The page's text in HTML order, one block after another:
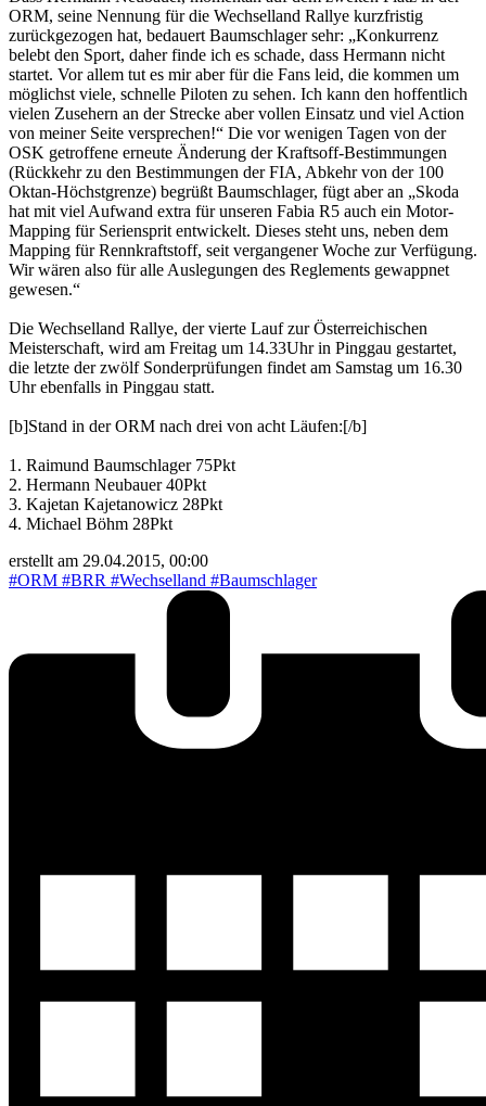
ORM, seine Nennung für die Wechselland Rallye kurzfristig
zurückgezogen hat, bedauert Baumschlager sehr: „Konkurrenz
belebt den Sport, daher finde ich es schade, dass Hermann nicht
startet. Vor allem tut es mir aber für die Fans leid, die kommen um
möglichst viele, schnelle Piloten zu sehen. Ich kann den hoffentlich
vielen Zusehern an der Strecke aber vollen Einsatz und viel Action
von meiner Seite versprechen!“ Die vor wenigen Tagen von der
OSK getroffene erneute Änderung der Kraftsoff-Bestimmungen
(Rückkehr zu den Bestimmungen der FIA, Abkehr von der 100
Oktan-Höchstgrenze) begrüßt Baumschlager, fügt aber an „Skoda
hat mit viel Aufwand extra für unseren Fabia R5 auch ein Motor-
Mapping für Seriensprit entwickelt. Dieses steht uns, neben dem
Mapping für Rennkraftstoff, seit vergangener Woche zur Verfügung.
Wir wären also für alle Auslegungen des Reglements gewappnet
gewesen.“
Die Wechselland Rallye, der vierte Lauf zur Österreichischen
Meisterschaft, wird am Freitag um 14.33Uhr in Pinggau gestartet,
die letzte der zwölf Sonderprüfungen findet am Samstag um 16.30
Uhr ebenfalls in Pinggau statt.
[b]Stand in der ORM nach drei von acht Läufen:[/b]
1. Raimund Baumschlager 75Pkt
2. Hermann Neubauer 40Pkt
3. Kajetan Kajetanowicz 28Pkt
4. Michael Böhm 28Pkt
erstellt am 29.04.2015, 00:00
#ORM #BRR #Wechselland #Baumschlager